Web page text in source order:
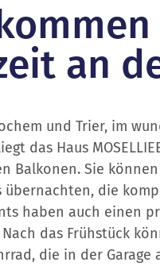
an
und Trier, im
das Haus
Balkonen. Sie
übernachten, die
haben auch einen
das Frühstück
die in der